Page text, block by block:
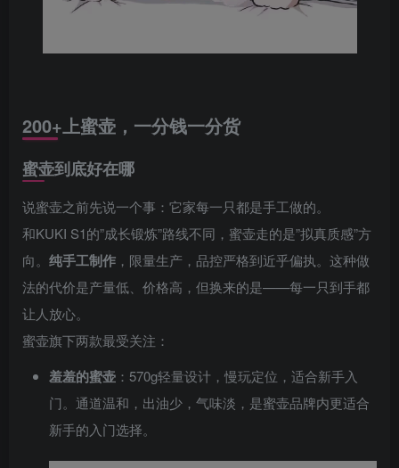
200+上蜜壶，一分钱一分货
蜜壶到底好在哪
说蜜壶之前先说一个事：它家每一只都是手工做的。
和KUKI S1的”成长锻炼”路线不同，蜜壶走的是”拟真质感”方
向。 纯手工制作 ，限量生产，品控严格到近乎偏执。这种做
法的代价是产量低、价格高，但换来的是——每一只到手都
让人放心。
蜜壶旗下两款最受关注：
羞羞的蜜壶 ：570g轻量设计，慢玩定位，适合新手入
门。通道温和，出油少，气味淡，是蜜壶品牌内更适合
新手的入门选择。